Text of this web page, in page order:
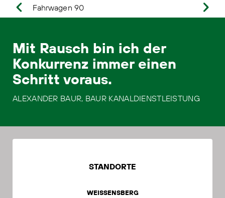
Fahrwagen 90
Mit Rausch bin ich der
Konkurrenz immer einen
Schritt voraus.
ALEXANDER BAUR, BAUR KANALDIENSTLEISTUNG
STANDORTE
WEISSENSBERG